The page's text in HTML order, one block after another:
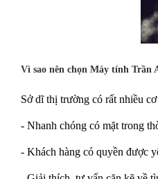
Vì sao nên chọn Máy tính Trần
Sở dĩ thị trường có rất nhiều
- Nhanh chóng có mặt trong
- Khách hàng có quyền được